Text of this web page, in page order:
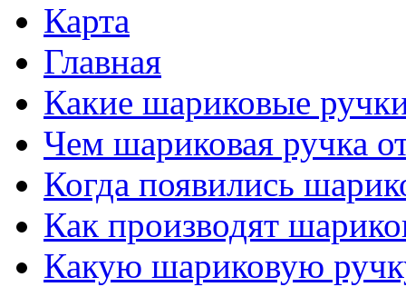
Карта
Главная
Какие шариковые
Чем шариковая ручка
Когда появились
Как производят
Какую шариковую